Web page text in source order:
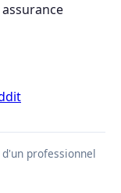
professionnel